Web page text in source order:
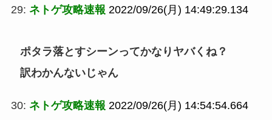
29: ネトゲ攻略速報 2022/09/26(月) 14:49:29.134
ポタラ落とすシーンってかなりヤバくね？
訳わかんないじゃん
30: ネトゲ攻略速報 2022/09/26(月) 14:54:54.664